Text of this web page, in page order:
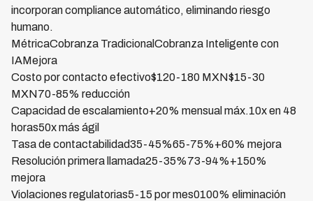
incorporan compliance automático, eliminando riesgo
humano.
MétricaCobranza TradicionalCobranza Inteligente con
IAMejora
Costo por contacto efectivo$120-180 MXN$15-30
MXN70-85% reducción
Capacidad de escalamiento+20% mensual máx.10x en 48
horas50x más ágil
Tasa de contactabilidad35-45%65-75%+60% mejora
Resolución primera llamada25-35%73-94%+150%
mejora
Violaciones regulatorias5-15 por mes0100% eliminación